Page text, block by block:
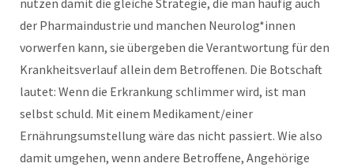
der Pharmaindustrie und manchen Neurolog*innen
vorwerfen kann, sie übergeben die Verantwortung für den
Krankheitsverlauf allein dem Betroffenen. Die Botschaft
lautet: Wenn die Erkrankung schlimmer wird, ist man
selbst schuld. Mit einem Medikament/einer
Ernährungsumstellung wäre das nicht passiert. Wie also
damit umgehen, wenn andere Betroffene, Angehörige